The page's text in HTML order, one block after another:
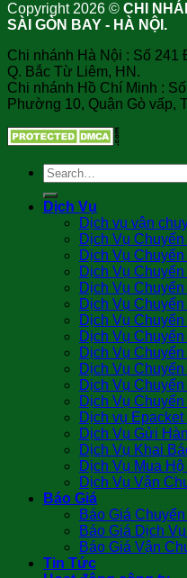
Copyright 2026 © CHI
SÀI GÒN BAY - HÀ NỘI.
Chi nhánh Hà Nội : Số
Q. Bắc Từ Liêm, HN.
Chi nhánh Hồ Chí Minh :
Phường 10, Quận Gò vấp,
Dịch Vụ
Dịch vụ vận
Dịch Vụ
Dịch Vụ
Dịch Vụ
Dịch Vụ
Dịch Vụ
Dịch Vụ
Dịch Vụ
Dịch Vụ
Dịch Vụ
Dịch Vụ
Dịch Vụ
Dịch vụ
Dịch Vụ Gửi
Dịch Vụ Khai
Dịch Vụ Mua
Dịch Vụ Vận
Báo Giá
Báo Giá
Báo Giá Dịch
Báo Giá Vận
Tin Tức